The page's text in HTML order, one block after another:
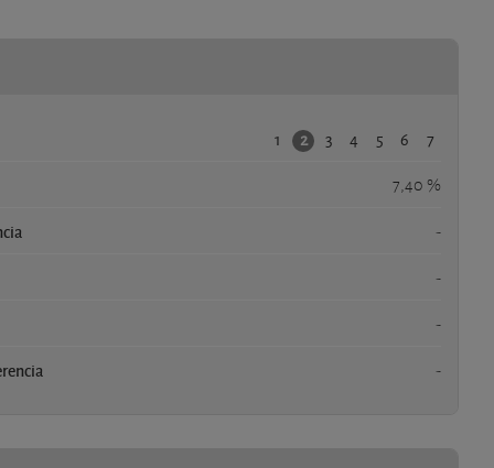
1 2 3 4 5 6 7
7,40 %
-
-
-
-